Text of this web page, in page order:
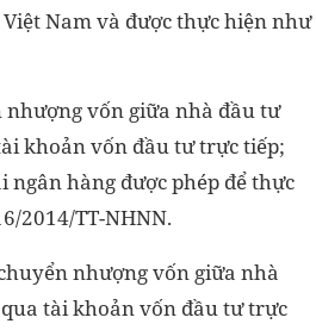
Nam và được thực hiện như
nhượng vốn giữa nhà đầu tư
khoản vốn đầu tư trực tiếp;
hàng được phép để thực
2014/TT-NHNN.
nhượng vốn giữa nhà
tài khoản vốn đầu tư trực